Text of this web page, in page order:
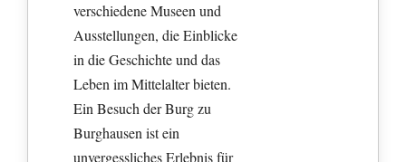
verschiedene Museen und
Ausstellungen, die Einblicke
in die Geschichte und das
Leben im Mittelalter bieten.
Ein Besuch der Burg zu
Burghausen ist ein
unvergessliches Erlebnis für